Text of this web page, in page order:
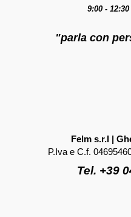
9:00 -
"parla con
Felm s.r.l |
P.Iva e C.f.
Tel. +39